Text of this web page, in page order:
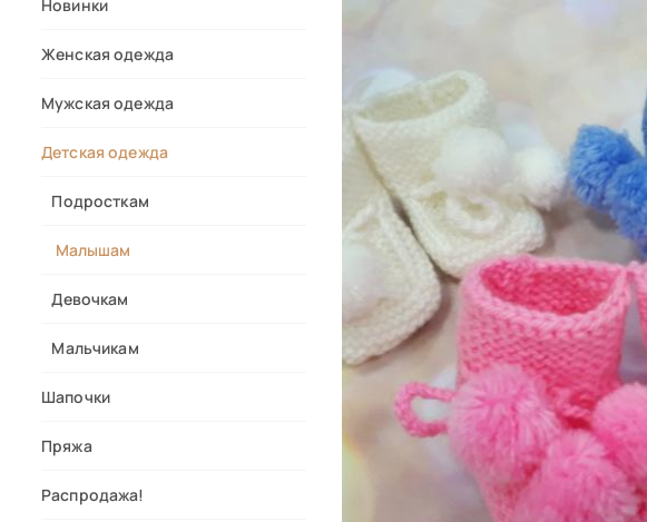
Новинки
Женская одежда
Мужская одежда
Детская одежда
Подросткам
Малышам
Девочкам
Мальчикам
Шапочки
Пряжа
Распродажа!